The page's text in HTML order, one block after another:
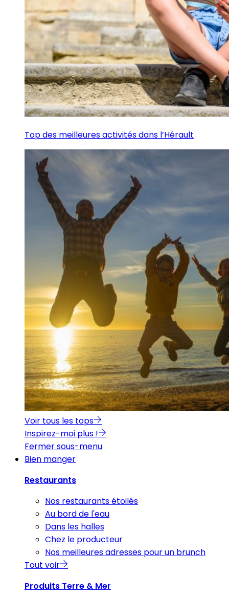
Top des meilleures activités dans l’Hérault
Voir tous les tops
Inspirez-moi plus !
Fermer sous-menu
Bien manger
Restaurants
Nos restaurants étoilés
Au bord de l'eau
Dans les halles
Chez le producteur
Nos meilleures adresses pour un brunch
Tout voir
Produits Terre & Mer